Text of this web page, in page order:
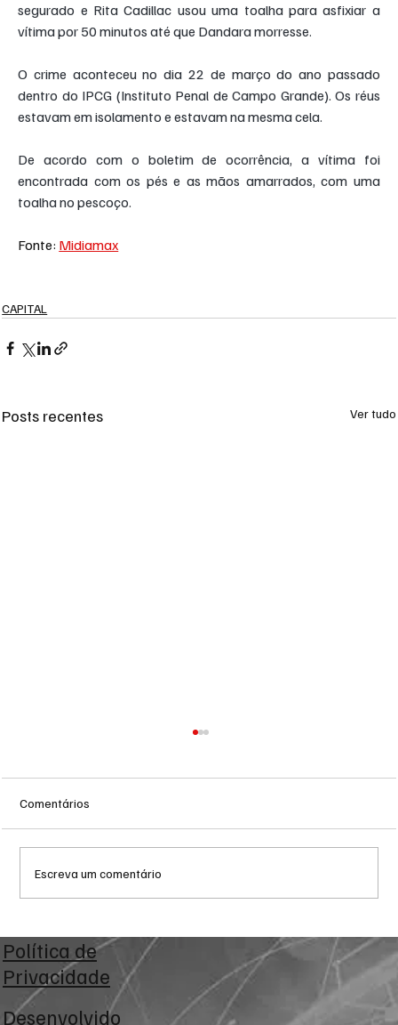
segurado e Rita Cadillac usou uma toalha para asfixiar a
vítima por 50 minutos até que Dandara morresse.
O crime aconteceu no dia 22 de março do ano passado
dentro do IPCG (Instituto Penal de Campo Grande). Os réus
estavam em isolamento e estavam na mesma cela.
De acordo com o boletim de ocorrência, a vítima foi
encontrada com os pés e as mãos amarrados, com uma
toalha no pescoço.
Fonte: Midiamax
CAPITAL
Posts recentes Ver tudo
Troca de comando no transporte de Campo
Grande avança no CADE antes de decisão
da Prefeitura
Comentários
Escreva um comentário
Política de
Privacidade
Desenvolvido